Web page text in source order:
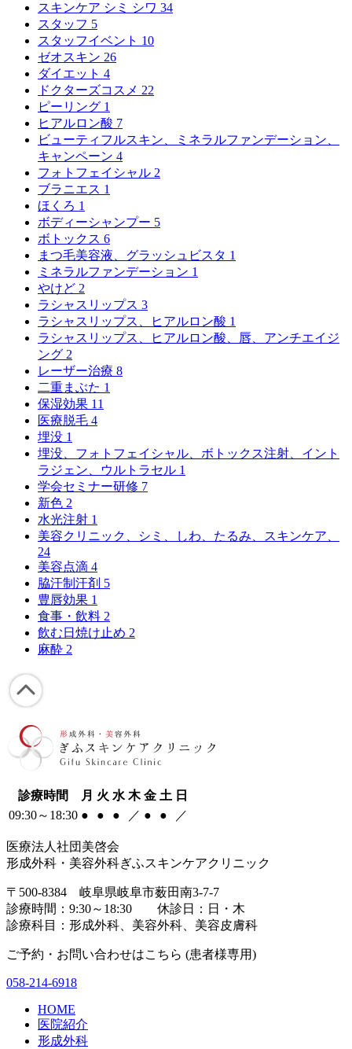
スキンケア シミ シワ 34
スタッフ 5
スタッフイベント 10
ゼオスキン 26
ダイエット 4
ドクターズコスメ 22
ピーリング 1
ヒアルロン酸 7
ビューティフルスキン、ミネラルファンデーション、
キャンペーン 4
フォトフェイシャル 2
ブラニエス 1
ほくろ 1
ボディーシャンプー 5
ボトックス 6
まつ毛美容液、グラッシュビスタ 1
ミネラルファンデーション 1
やけど 2
ラシャスリップス 3
ラシャスリップス、ヒアルロン酸 1
ラシャスリップス、ヒアルロン酸、唇、アンチエイジ
ング 2
レーザー治療 8
二重まぶた 1
保湿効果 11
医療脱毛 4
埋没 1
埋没、フォトフェイシャル、ボトックス注射、イント
ラジェン、ウルトラセル 1
学会セミナー研修 7
新色 2
水光注射 1
美容クリニック、シミ、しわ、たるみ、スキンケア、
24
美容点滴 4
脇汗制汗剤 5
豊唇効果 1
食事・飲料 2
飲む日焼け止め 2
麻酔 2
診療時間 月 火 水 木 金 土 日
09:30～18:30 ● ● ● ／ ● ● ／
医療法人社団美啓会
形成外科・美容外科ぎふスキンケアクリニック
〒500-8384 岐阜県岐阜市薮田南3-7-7
診療時間：9:30～18:30 休診日：日・木
診療科目：形成外科、美容外科、美容皮膚科
ご予約・お問い合わせはこちら (患者様専用)
058-214-6918
HOME
医院紹介
形成外科